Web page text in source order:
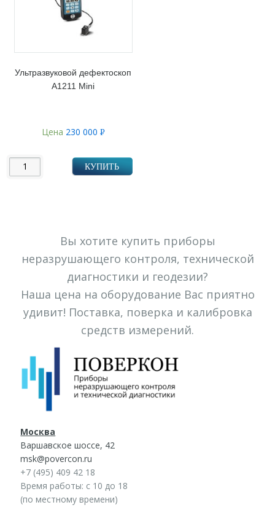
Ультразвуковой дефектоскоп
А1211 Mini
Цена 230 000 Р
КУПИТЬ
Вы хотите купить приборы
неразрушающего контроля, технической
диагностики и геодезии?
Наша цена на оборудование Вас приятно
удивит! Поставка, поверка и калибровка
средств измерений.
Москва
Варшавское шоссе, 42
msk@povercon.ru
+7 (495) 409 42 18
Время работы: с 10 до 18
(по местному времени)